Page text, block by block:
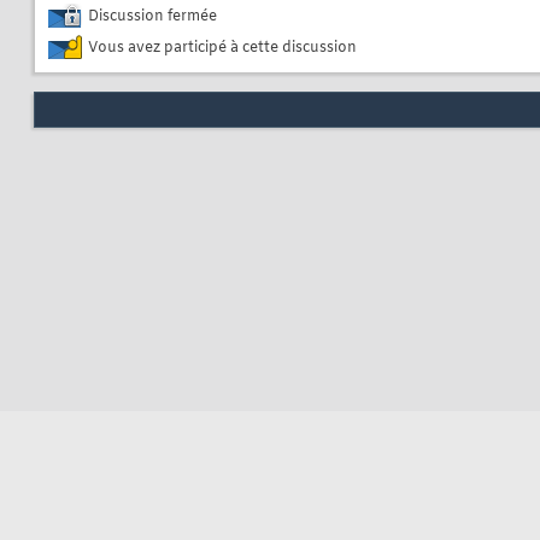
Discussion fermée
Vous avez participé à cette discussion